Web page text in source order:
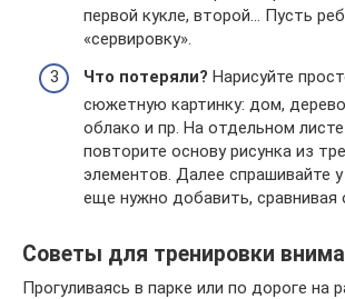
первой кукле, второй… Пусть
«сервировку».
Что потеряли? Нарисуйте
сюжетную картинку: дом,
облако и пр. На отдельном
повторите основу рисунка из
элементов. Далее спрашивайте
еще нужно добавить, сравнивая
Советы для тренировки
Прогуливаясь в парке или по дороге на